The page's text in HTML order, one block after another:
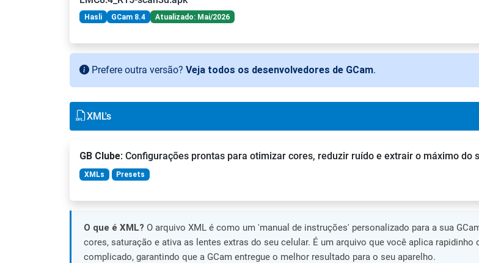
Hasli GCam 8.4 Atualizado: Mai/2026
Prefere outra versão? Veja todos os desenvolvedores de GCam.
XML's
GB Clube: Configurações prontas para otimizar cores, reduzir ruído e extrair o máximo do
XMLs Presets
O que é XML? O arquivo XML é como um 'manual de instruções' personalizado para a sua
cores, saturação e ativa as lentes extras do seu celular. É um arquivo que você aplica
complicado, garantindo que a GCam entregue o melhor resultado para o seu aparelho.